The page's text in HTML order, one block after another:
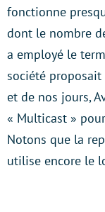
fonctionne
dont le nombre
a employé le
société
et de nos jours,
« Multicast »
Notons que la
utilise encore le